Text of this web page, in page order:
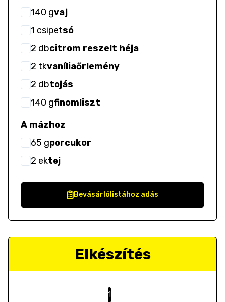
140 gvaj
1 csipetsó
2 dbcitrom reszelt héja
2 tkvaníliaőrlemény
2 dbtojás
140 gfinomliszt
A mázhoz
65 gporcukor
2 ektej
Bevásárlólistához adás
Elkészítés